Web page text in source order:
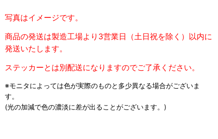
写真はイメージです。
商品の発送は製造工場より3営業日（土日祝を除く）以内に
発送いたします。
ステッカーとは別配送になりますのでご了承ください。
※モニタによっては色が実際のものと多少異なる場合がございま
す。
(光の加減で色の濃淡に差が出ることがございます。)